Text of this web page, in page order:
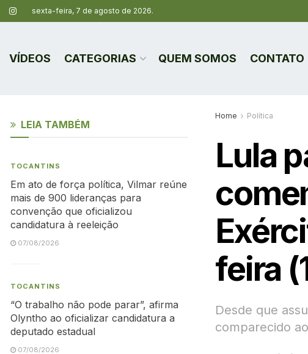
sexta-feira, 7 de agosto de 2026.
VÍDEOS CATEGORIAS QUEM SOMOS CONTATO
Home Política
Lula
feira
Desde que
comparecido
LEIA TAMBÉM
TOCANTINS
Em ato de força política, Vilmar reúne
mais de 900 lideranças para
convenção que oficializou
candidatura à reeleição
07/08/2026
TOCANTINS
“O trabalho não pode parar”, afirma
Olyntho ao oficializar candidatura a
deputado estadual
07/08/2026